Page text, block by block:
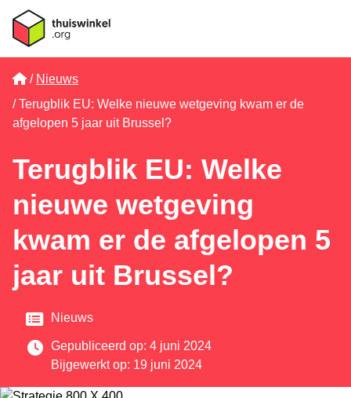
Home
Nieuws
Terugblik EU: Welke nieuwe wetgeving kwam er de
afgelopen 5 jaar uit Brussel?
Terugblik EU: Welke
nieuwe wetgeving
kwam er de afgelopen 5
jaar uit Brussel?
Categorie
Nieuws
Gepubliceerd op: 4 juni 2024
Bijgewerkt op: 19 juni 2024